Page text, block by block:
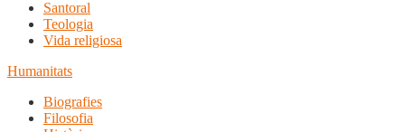
Santoral
Teologia
Vida religiosa
Humanitats
Biografies
Filosofia